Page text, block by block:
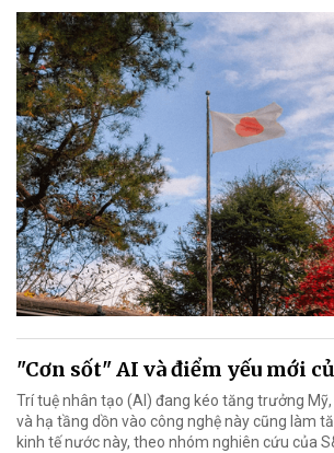
"Cơn sốt" AI và điểm yếu mới
Trí tuệ nhân tạo (AI) đang kéo tăng trưởng
và hạ tầng dồn vào công nghệ này cũng làm
kinh tế nước này, theo nhóm nghiên cứu của